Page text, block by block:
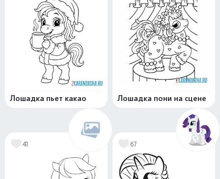
Лошадка пьет какао Лошадка пони на сцене
41 67